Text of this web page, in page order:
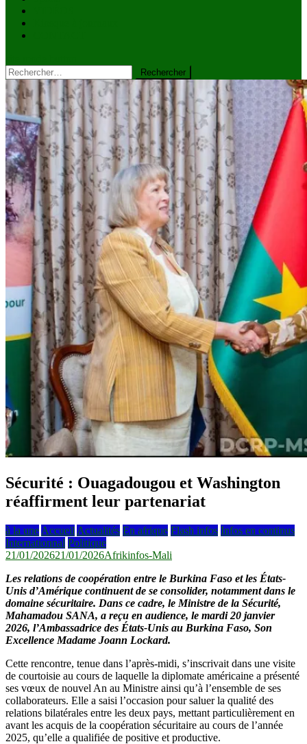
Rechercher :
Sécurité : Ouagadougou et Washington
réaffirment leur partenariat
à la une Accueil Actualités En afrique Flash infos Infos en continus
Internationnal Politique
21/01/202621/01/2026Afrikinfos-Mali
Les relations de coopération entre le Burkina Faso et les États-
Unis d’Amérique continuent de se consolider, notamment dans le
domaine sécuritaire. Dans ce cadre, le Ministre de la Sécurité,
Mahamadou SANA, a reçu en audience, le mardi 20 janvier
2026, l’Ambassadrice des États-Unis au Burkina Faso, Son
Excellence Madame Joann Lockard.
Cette rencontre, tenue dans l’après-midi, s’inscrivait dans une visite
de courtoisie au cours de laquelle la diplomate américaine a présenté
ses vœux de nouvel An au Ministre ainsi qu’à l’ensemble de ses
collaborateurs. Elle a saisi l’occasion pour saluer la qualité des
relations bilatérales entre les deux pays, mettant particulièrement en
avant les acquis de la coopération sécuritaire au cours de l’année
2025, qu’elle a qualifiée de positive et productive.